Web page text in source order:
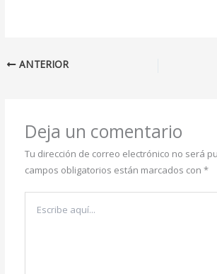
ANTERIOR
Deja un comentario
Tu dirección de correo electrónico no será
campos obligatorios están marcados con *
aquí...